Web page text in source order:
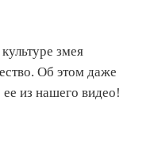
змея
Об этом даже
ее из нашего видео!